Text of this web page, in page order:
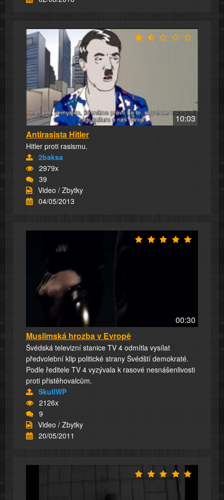
10:03
Antirasista Hitler
Hitler proti rasismu.
2baksa
2979x
39
Video / Zbytky
04/05/2013
00:30
Muslimská hrozba v Evropě
Švédská televizní stanice TV 4 odmítla vysílat
předvolební klip politické strany Švédští demokraté.
Podle ředitele TV 4 vyzývala k rasové nesnášenlivosti
proti přistěhovalcům.
SkullWP
2126x
9
Video / Zbytky
20/05/2011